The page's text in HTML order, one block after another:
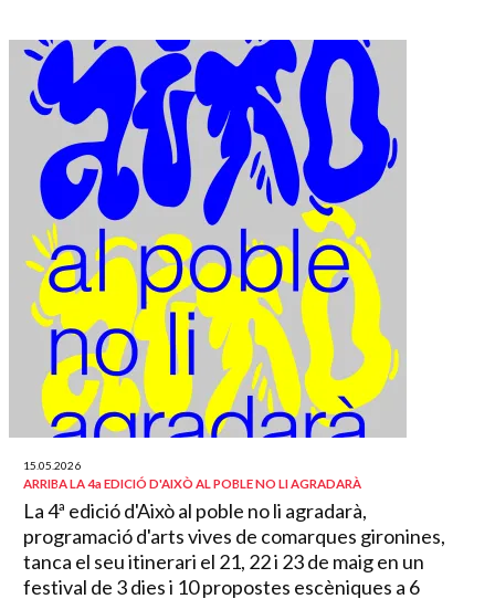
15.05.2026
ARRIBA LA 4a EDICIÓ D'AIXÒ AL POBLE NO LI AGRADARÀ
La 4ª edició d'Això al poble no li agradarà,
programació d'arts vives de comarques gironines,
tanca el seu itinerari el 21, 22 i 23 de maig en un
festival de 3 dies i 10 propostes escèniques a 6